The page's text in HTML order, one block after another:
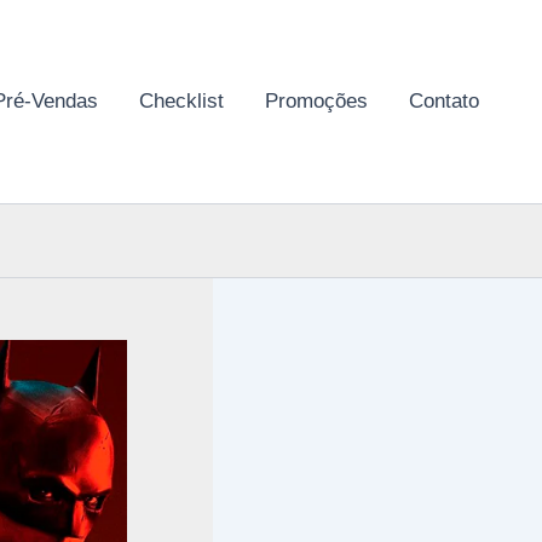
Vendas Checklist Promoções Contato